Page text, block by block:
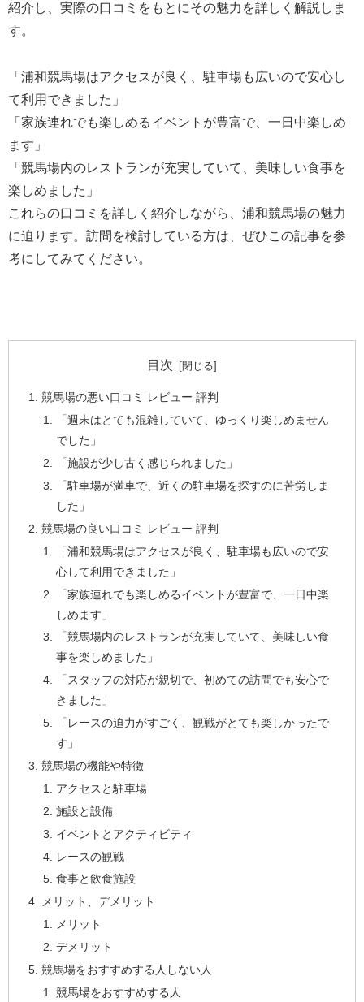
紹介し、実際の口コミをもとにその魅力を詳しく解説しま
す。
「浦和競馬場はアクセスが良く、駐車場も広いので安心し
て利用できました」
「家族連れでも楽しめるイベントが豊富で、一日中楽しめ
ます」
「競馬場内のレストランが充実していて、美味しい食事を
楽しめました」
これらの口コミを詳しく紹介しながら、浦和競馬場の魅力
に迫ります。訪問を検討している方は、ぜひこの記事を参
考にしてみてください。
目次
競馬場の悪い口コミ レビュー 評判
「週末はとても混雑していて、ゆっくり楽しめません
でした」
「施設が少し古く感じられました」
「駐車場が満車で、近くの駐車場を探すのに苦労しま
した」
競馬場の良い口コミ レビュー 評判
「浦和競馬場はアクセスが良く、駐車場も広いので安
心して利用できました」
「家族連れでも楽しめるイベントが豊富で、一日中楽
しめます」
「競馬場内のレストランが充実していて、美味しい食
事を楽しめました」
「スタッフの対応が親切で、初めての訪問でも安心で
きました」
「レースの迫力がすごく、観戦がとても楽しかったで
す」
競馬場の機能や特徴
アクセスと駐車場
施設と設備
イベントとアクティビティ
レースの観戦
食事と飲食施設
メリット、デメリット
メリット
デメリット
競馬場をおすすめする人しない人
競馬場をおすすめする人